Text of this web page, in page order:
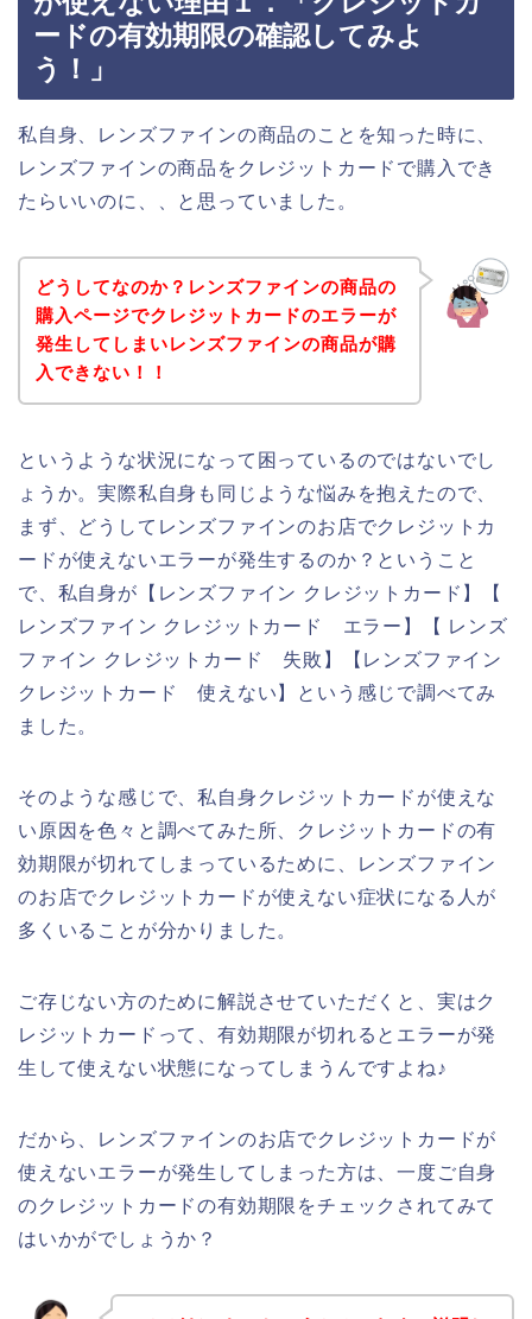
ードの有効期限の確認してみよ
う！」
私自身、レンズファインの商品のことを知った時に、
レンズファインの商品をクレジットカードで購入でき
たらいいのに、、と思っていました。
どうしてなのか？レンズファインの商品の
購入ページでクレジットカードのエラーが
発生してしまいレンズファインの商品が購
入できない！！
というような状況になって困っているのではないでし
ょうか。実際私自身も同じような悩みを抱えたので、
まず、どうしてレンズファインのお店でクレジットカ
ードが使えないエラーが発生するのか？ということ
で、私自身が【レンズファイン クレジットカード】【
レンズファイン クレジットカード エラー】【 レンズ
ファイン クレジットカード 失敗】【レンズファイン
クレジットカード 使えない】という感じで調べてみ
ました。
そのような感じで、私自身クレジットカードが使えな
い原因を色々と調べてみた所、クレジットカードの有
効期限が切れてしまっているために、レンズファイン
のお店でクレジットカードが使えない症状になる人が
多くいることが分かりました。
ご存じない方のために解説させていただくと、実はク
レジットカードって、有効期限が切れるとエラーが発
生して使えない状態になってしまうんですよね♪
だから、レンズファインのお店でクレジットカードが
使えないエラーが発生してしまった方は、一度ご自身
のクレジットカードの有効期限をチェックされてみて
はいかがでしょうか？